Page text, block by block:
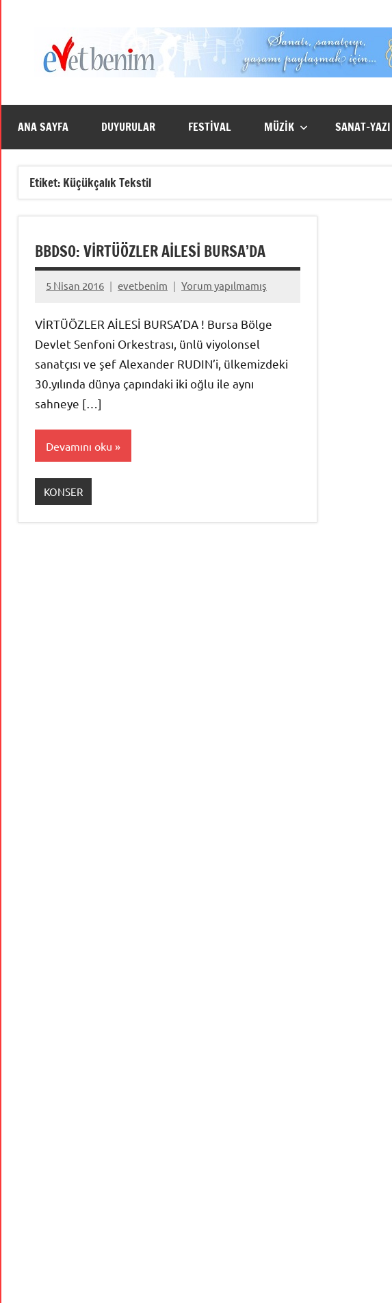
ANA SAYFA DUYURULAR FESTİVAL MÜZİK SANAT-YAZI
Etiket: Küçükçalık Tekstil
BBDSO: VİRTÜÖZLER AİLESİ BURSA’DA
5 Nisan 2016 evetbenim Yorum yapılmamış
VİRTÜÖZLER AİLESİ BURSA’DA ! Bursa Bölge
Devlet Senfoni Orkestrası, ünlü viyolonsel
sanatçısı ve şef Alexander RUDIN’i, ülkemizdeki
30.yılında dünya çapındaki iki oğlu ile aynı
sahneye […]
Devamını oku
KONSER